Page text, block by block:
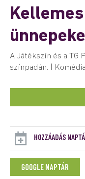
A Játékszín és a TG
színpadán. | Komédia
HOZZÁADÁS
GOOGLE NAPTÁR